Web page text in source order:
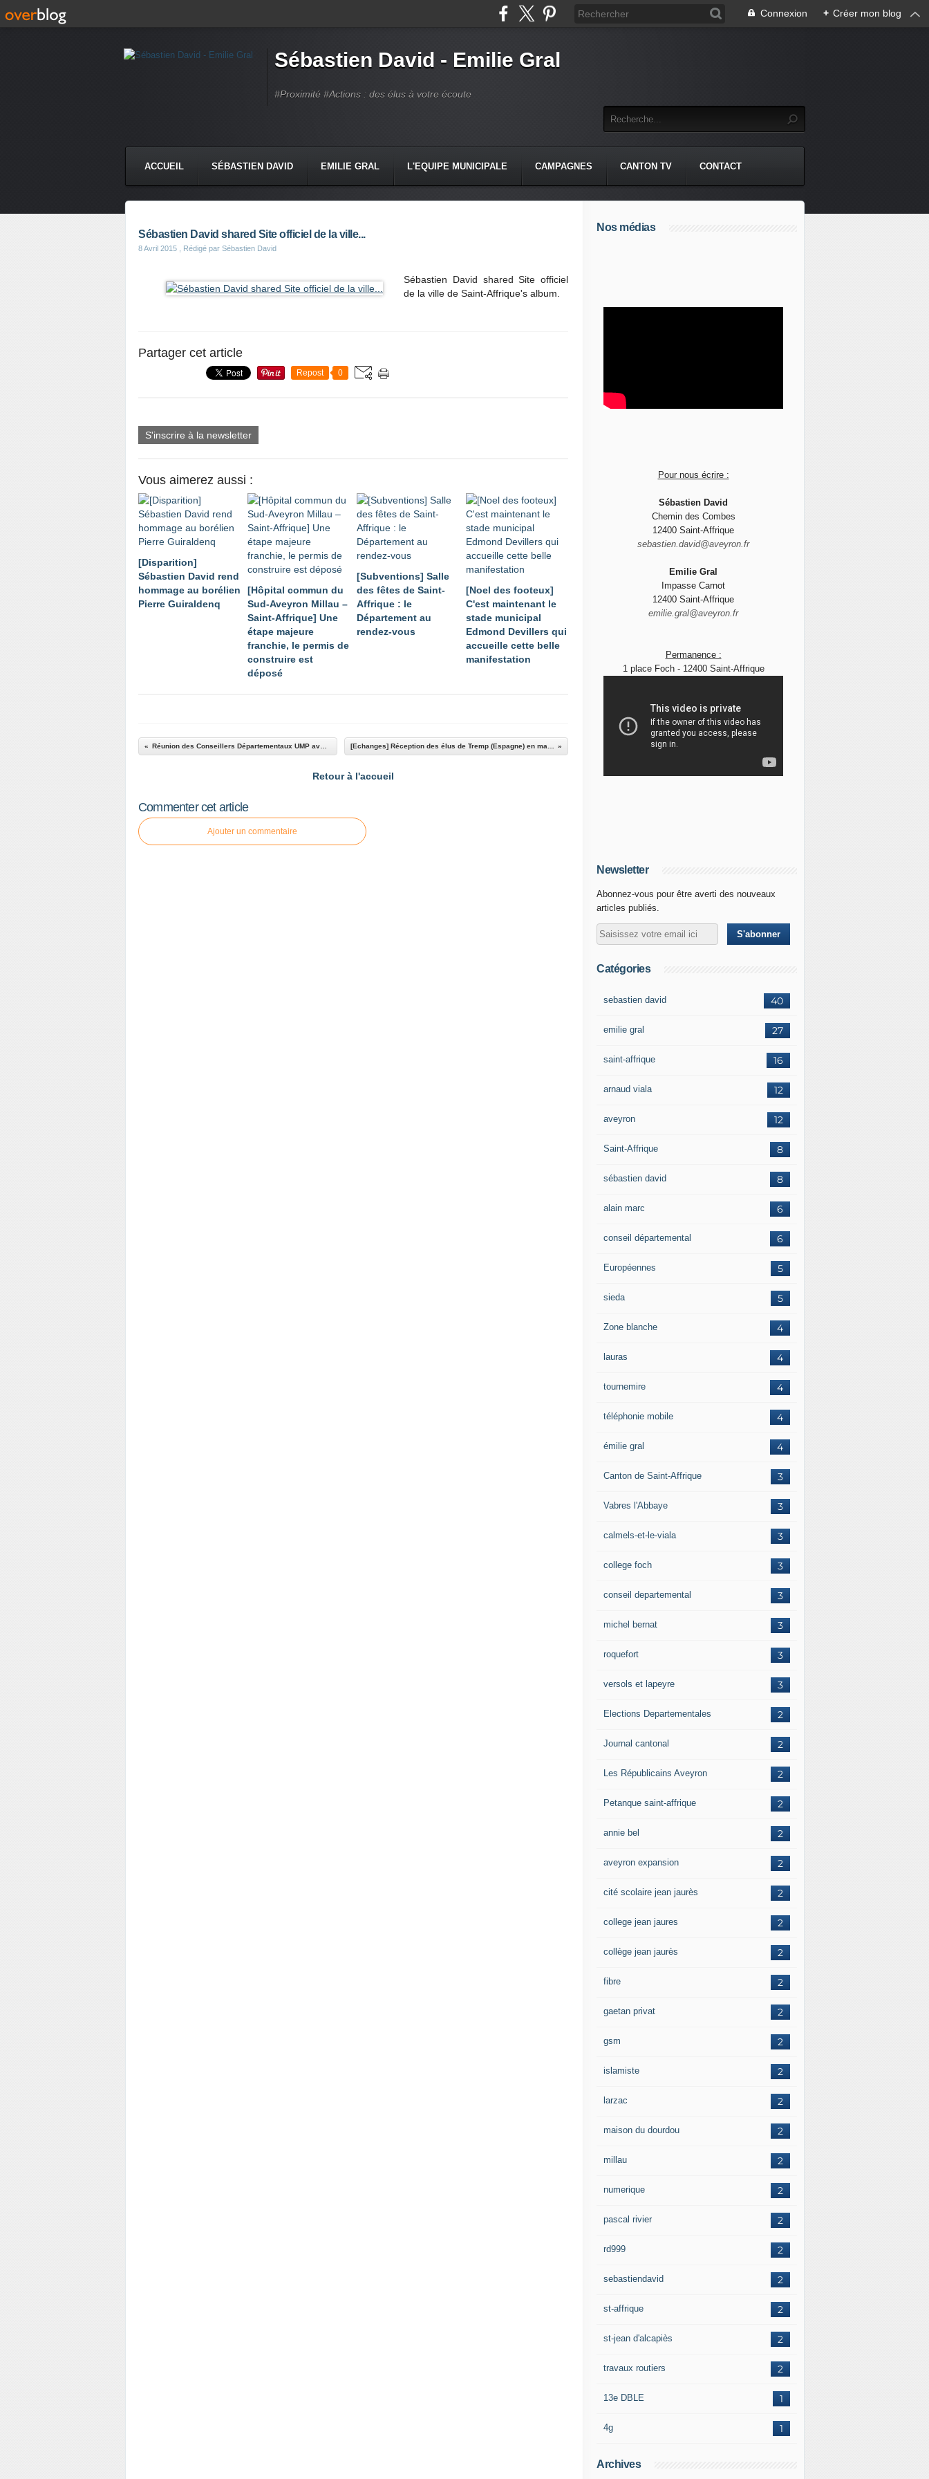
Connexion + Créer mon blog
Sébastien David - Emilie Gral
#Proximité #Actions : des élus à votre écoute
ACCUEIL SÉBASTIEN DAVID EMILIE GRAL L'EQUIPE MUNICIPALE CAMPAGNES CANTON TV CONTACT
Sébastien David shared Site officiel de la ville...
8 Avril 2015 , Rédigé par Sébastien David
Sébastien David shared Site officiel
de la ville de Saint-Affrique's album.
Partager cet article
Repost 0
S'inscrire à la newsletter
Vous aimerez aussi :
[Disparition]
Sébastien David rend
hommage au borélien
Pierre Guiraldenq
[Hôpital commun du
Sud-Aveyron Millau –
Saint-Affrique] Une
étape majeure
franchie, le permis de
construire est
déposé
[Subventions] Salle
des fêtes de Saint-
Affrique : le
Département au
rendez-vous
[Noel des footeux]
C'est maintenant le
stade municipal
Edmond Devillers qui
accueille cette belle
manifestation
Retour à l'accueil
Commenter cet article
Ajouter un commentaire
Nos médias
Pour nous écrire :
Sébastien David
Chemin des Combes
12400 Saint-Affrique
sebastien.david@aveyron.fr
Emilie Gral
Impasse Carnot
12400 Saint-Affrique
emilie.gral@aveyron.fr
Permanence :
1 place Foch - 12400 Saint-Affrique
Newsletter
Abonnez-vous pour être averti des nouveaux
articles publiés.
Catégories
40
sebastien david
27
emilie gral
16
saint-affrique
12
arnaud viala
12
aveyron
8
Saint-Affrique
8
sébastien david
6
alain marc
6
conseil départemental
5
Européennes
5
sieda
4
Zone blanche
4
lauras
4
tournemire
4
téléphonie mobile
4
émilie gral
3
Canton de Saint-Affrique
3
Vabres l'Abbaye
3
calmels-et-le-viala
3
college foch
3
conseil departemental
3
michel bernat
3
roquefort
3
versols et lapeyre
2
Elections Departementales
2
Journal cantonal
2
Les Républicains Aveyron
2
Petanque saint-affrique
2
annie bel
2
aveyron expansion
2
cité scolaire jean jaurès
2
college jean jaures
2
collège jean jaurès
2
fibre
2
gaetan privat
2
gsm
2
islamiste
2
larzac
2
maison du dourdou
2
millau
2
numerique
2
pascal rivier
2
rd999
2
sebastiendavid
2
st-affrique
2
st-jean d'alcapiès
2
travaux routiers
1
13e DBLE
1
4g
Archives